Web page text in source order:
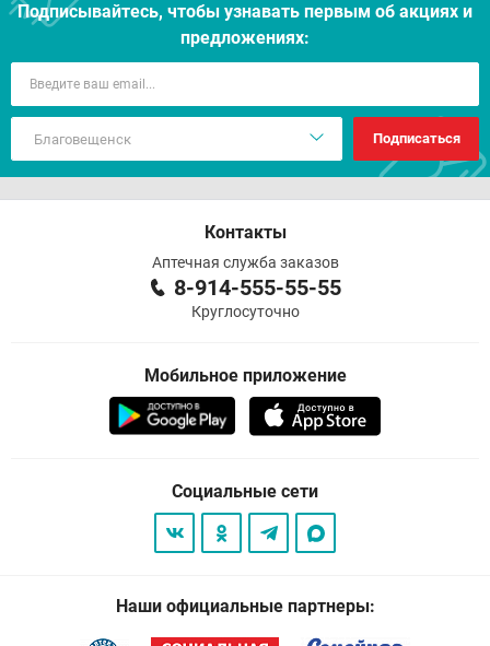
Подписывайтесь, чтобы узнавать первым об акцияx и
предложениях:
Подписаться
Контакты
Аптечная служба заказов
8-914-555-55-55
Круглосуточно
Мобильное приложение
Социальные сети
Наши официальные партнеры: